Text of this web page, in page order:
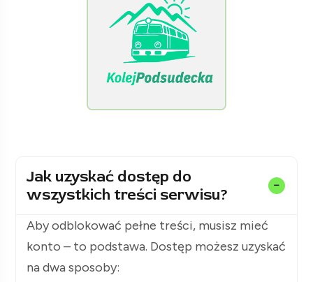
Jak uzyskać dostęp do
wszystkich treści serwisu?
Aby odblokować pełne treści, musisz mieć
konto – to podstawa. Dostęp możesz uzyskać
na dwa sposoby: